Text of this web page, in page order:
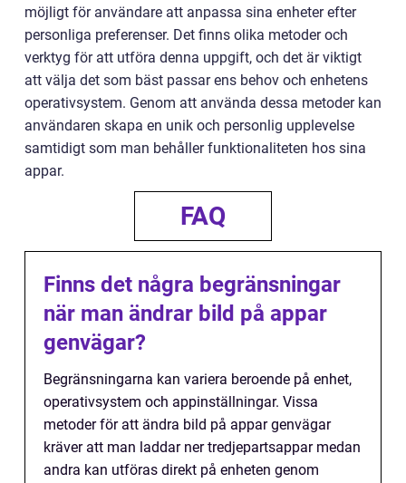
möjligt för användare att anpassa sina enheter efter
personliga preferenser. Det finns olika metoder och
verktyg för att utföra denna uppgift, och det är viktigt
att välja det som bäst passar ens behov och enhetens
operativsystem. Genom att använda dessa metoder kan
användaren skapa en unik och personlig upplevelse
samtidigt som man behåller funktionaliteten hos sina
appar.
FAQ
Finns det några begränsningar
när man ändrar bild på appar
genvägar?
Begränsningarna kan variera beroende på enhet,
operativsystem och appinställningar. Vissa
metoder för att ändra bild på appar genvägar
kräver att man laddar ner tredjepartsappar medan
andra kan utföras direkt på enheten genom